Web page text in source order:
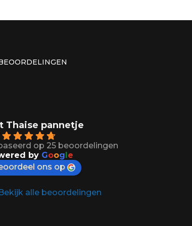
Thaise pannetje
op 25 beoordelingen
by Google
ons op
alle beoordelingen